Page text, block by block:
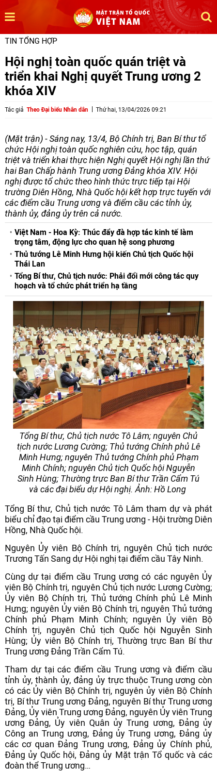
TIN TỔNG HỢP
Hội nghị toàn quốc quán triệt và
triển khai Nghị quyết Trung ương 2
khóa XIV
Tác giả Theo Đại biểu Nhân dân Thứ hai, 13/04/2026 09:21
(Mặt trận) - Sáng nay, 13/4, Bộ Chính trị, Ban Bí thư tổ
chức Hội nghị toàn quốc nghiên cứu, học tập, quán
triệt và triển khai thực hiện Nghị quyết Hội nghị lần thứ
hai Ban Chấp hành Trung ương Đảng khóa XIV. Hội
nghị được tổ chức theo hình thức trực tiếp tại Hội
trường Diên Hồng, Nhà Quốc hội kết hợp trực tuyến với
các điểm cầu Trung ương và điểm cầu các tỉnh ủy,
thành ủy, đảng ủy trên cả nước.
Việt Nam - Hoa Kỳ: Thúc đẩy đà hợp tác kinh tế làm
trọng tâm, động lực cho quan hệ song phương
Thủ tướng Lê Minh Hưng hội kiến Chủ tịch Quốc hội
Thái Lan
Tổng Bí thư, Chủ tịch nước: Phải đổi mới công tác quy
hoạch và tổ chức phát triển hạ tầng
Tổng Bí thư, Chủ tịch nước Tô Lâm; nguyên Chủ
tịch nước Lương Cường; Thủ tướng Chính phủ Lê
Minh Hưng; nguyên Thủ tướng Chính phủ Phạm
Minh Chính; nguyên Chủ tịch Quốc hội Nguyễn
Sinh Hùng; Thường trực Ban Bí thư Trần Cẩm Tú
và các đại biểu dự Hội nghị. Ảnh: Hồ Long
Tổng Bí thư, Chủ tịch nước Tô Lâm tham dự và phát
biểu chỉ đạo tại điểm cầu Trung ương - Hội trường Diên
Hồng, Nhà Quốc hội.
Nguyên Ủy viên Bộ Chính trị, nguyên Chủ tịch nước
Trương Tấn Sang dự Hội nghị tại điểm cầu Tây Ninh.
Cùng dự tại điểm cầu Trung ương có các nguyên Ủy
viên Bộ Chính trị, nguyên Chủ tịch nước Lương Cường;
Ủy viên Bộ Chính trị, Thủ tướng Chính phủ Lê Minh
Hưng; nguyên Ủy viên Bộ Chính trị, nguyên Thủ tướng
Chính phủ Phạm Minh Chính; nguyên Ủy viên Bộ
Chính trị, nguyên Chủ tịch Quốc hội Nguyễn Sinh
Hùng; Ủy viên Bộ Chính trị, Thường trực Ban Bí thư
Trung ương Đảng Trần Cẩm Tú.
Tham dự tại các điểm cầu Trung ương và điểm cầu
tỉnh ủy, thành ủy, đảng ủy trực thuộc Trung ương còn
có các Ủy viên Bộ Chính trị, nguyên ủy viên Bộ Chính
trị, Bí thư Trung ương Đảng, nguyên Bí thư Trung ương
Đảng, Ủy viên Trung ương Đảng, nguyên Ủy viên Trung
ương Đảng, Ủy viên Quân ủy Trung ương, Đảng ủy
Công an Trung ương, Đảng ủy Trung ương, Đảng ủy
các cơ quan Đảng Trung ương, Đảng ủy Chính phủ,
Đảng ủy Quốc hội, Đảng ủy Mặt trận Tổ quốc và các
đoàn thể Trung ương…